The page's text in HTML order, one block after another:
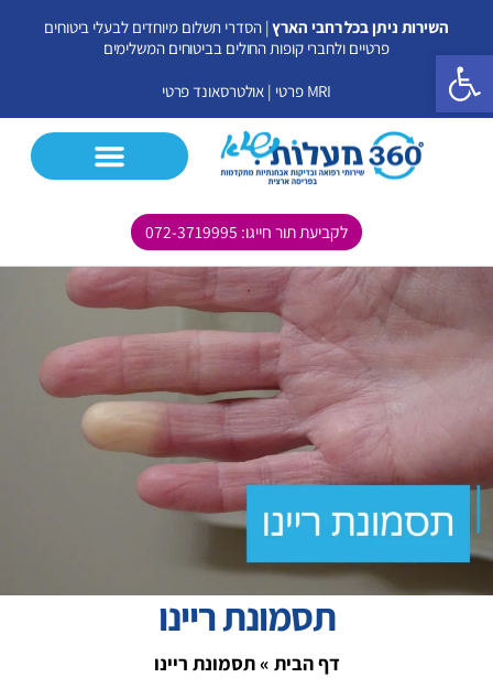
השירות ניתן בכל רחבי הארץ| הסדרי תשלום מיוחדים לבעלי ביטוחים
פרטיים ולחברי קופות החולים בביטוחים המשלימים
MRI פרטי | אולטרסאונד פרטי
לקביעת תור חייגו: 072-3719995
תסמונת ריינו
דף הבית »תסמונת ריינו
פתח סרגל נגישות